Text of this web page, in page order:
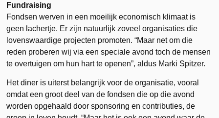
Fundraising
Fondsen werven in een moeilijk economisch klimaat is
geen lachertje. Er zijn natuurlijk zoveel organisaties die
lovenswaardige projecten promoten. “Maar net om die
reden proberen wij via een speciale avond toch de mensen
te overtuigen om hun hart te openen”, aldus Marki Spitzer.
Het diner is uiterst belangrijk voor de organisatie, vooral
omdat een groot deel van de fondsen die op die avond
worden opgehaald door sponsoring en contributies, de